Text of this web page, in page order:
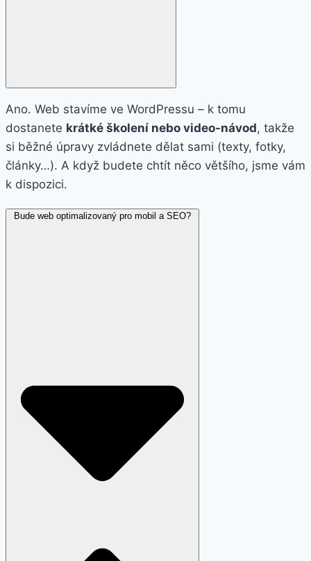
Ano. Web stavíme ve WordPressu – k tomu
dostanete krátké školení nebo video-návod, takže
si běžné úpravy zvládnete dělat sami (texty, fotky,
články…). A když budete chtít něco většího, jsme vám
k dispozici.
Bude web optimalizovaný pro mobil a SEO?